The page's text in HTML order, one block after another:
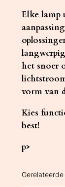
Elke lamp
het snoer
vorm van
Kies
best!
p>